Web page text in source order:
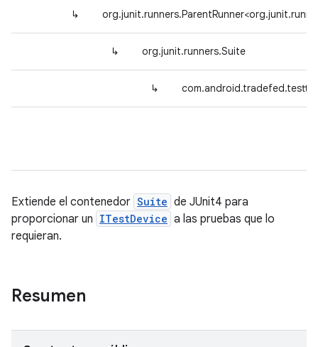
↳
↳ org.junit.runners.Suite
↳
Extiende el contenedor Suite de JUnit4 para
proporcionar un ITestDevice a las pruebas que lo
requieran.
Resumen